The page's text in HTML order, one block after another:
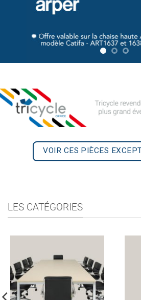
VOIR CES PIÈCES
LES CATÉGORIES